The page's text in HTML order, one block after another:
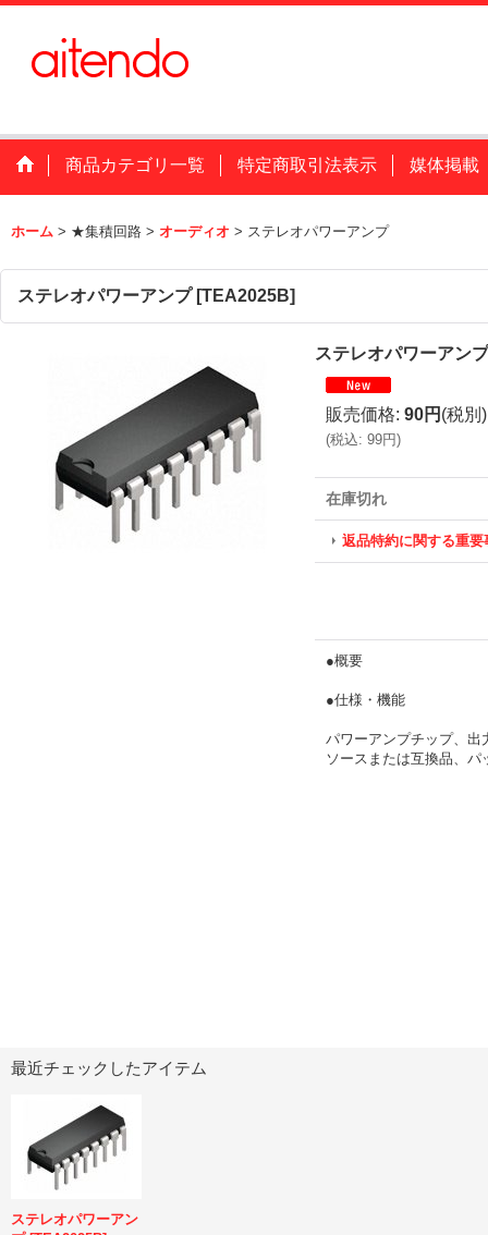
商品カテゴリ一覧 特定商取引法表示 媒体掲載
ホーム > ★集積回路 > オーディオ > ステレオパワーアンプ
ステレオパワーアンプ [TEA2025B]
ステレオパワーアンプ
販売価格: 90円 (税別)
(税込: 99円)
在庫切れ
返品特約に関する重要
●概要
●仕様・機能
パワーアンプチップ、出
ソースまたは互換品、
最近チェックしたアイテム
ステレオパワーアン